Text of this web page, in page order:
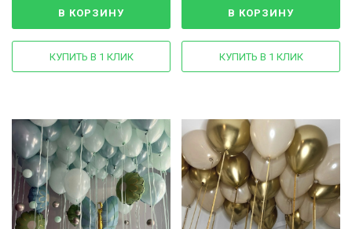
В КОРЗИНУ
КУПИТЬ В 1 КЛИК
В КОРЗИНУ
КУПИТЬ В 1 КЛИК